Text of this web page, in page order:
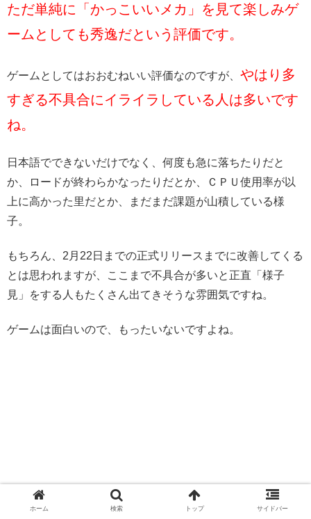
ただ単純に「かっこいいメカ」を見て楽しみゲ
ームとしても秀逸だという評価です。
ゲームとしてはおおむねいい評価なのですが、 やはり多
すぎる不具合にイライラしている人は多いです
ね。
日本語でできないだけでなく、何度も急に落ちたりだと
か、ロードが終わらかなったりだとか、ＣＰＵ使用率が以
上に高かった里だとか、まだまだ課題が山積している様
子。
もちろん、2月22日までの正式リリースまでに改善してくる
とは思われますが、ここまで不具合が多いと正直「様子
見」をする人もたくさん出てきそうな雰囲気ですね。
ゲームは面白いので、もったいないですよね。
ホーム 検索 トップ サイドバー